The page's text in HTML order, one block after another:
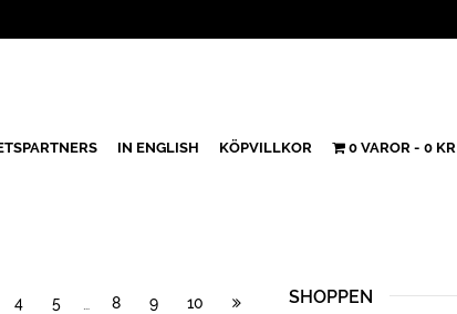
IN ENGLISH KÖPVILLKOR 0 VAROR 0 KR
4 5 8 9 10 SHOPPEN